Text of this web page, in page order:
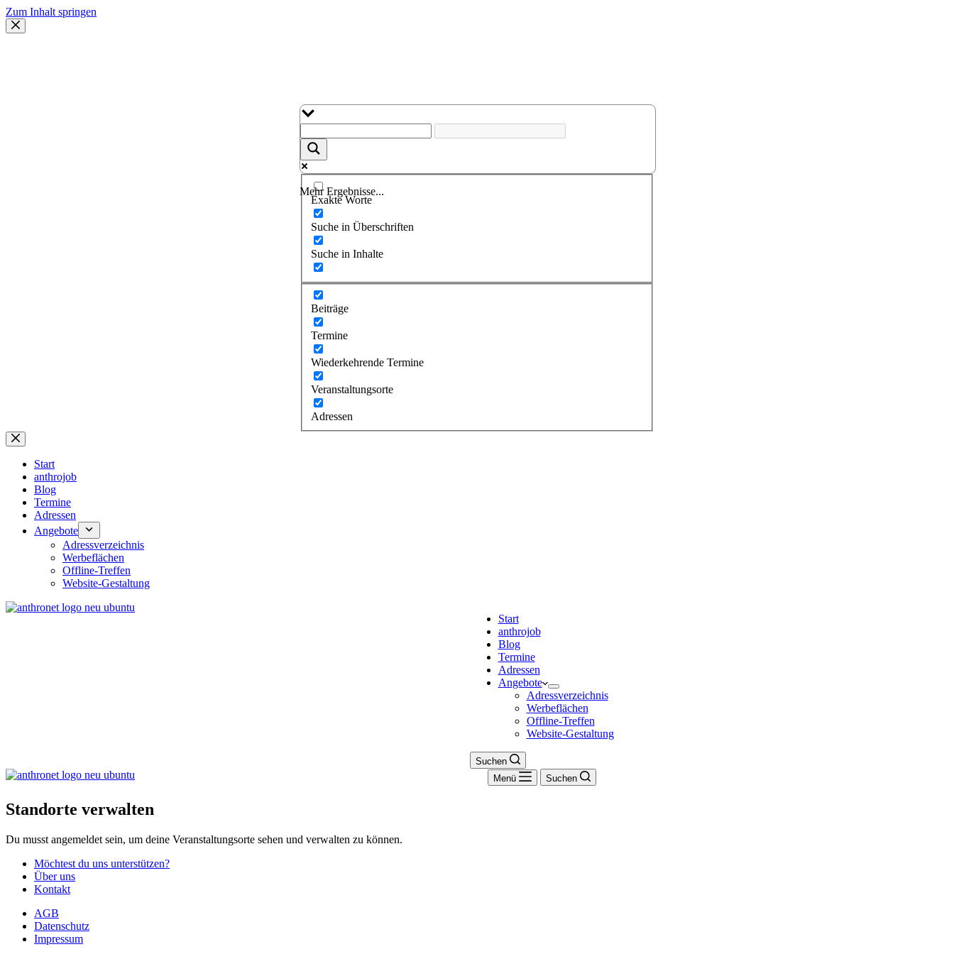
Zum Inhalt springen
Mehr Ergebnisse...
Exakte Worte
Suche in Überschriften
Suche in Inhalte
Beiträge
Termine
Wiederkehrende Termine
Veranstaltungsorte
Adressen
Start
anthrojob
Blog
Termine
Adressen
Angebote
Adressverzeichnis
Werbeflächen
Offline-Treffen
Website-Gestaltung
Start
anthrojob
Blog
Termine
Adressen
Angebote
Adressverzeichnis
Werbeflächen
Offline-Treffen
Website-Gestaltung
Suchen
Menü
Suchen
Standorte verwalten
Du musst angemeldet sein, um deine Veranstaltungsorte sehen und verwalten zu können.
Möchtest du uns unterstützen?
Über uns
Kontakt
AGB
Datenschutz
Impressum